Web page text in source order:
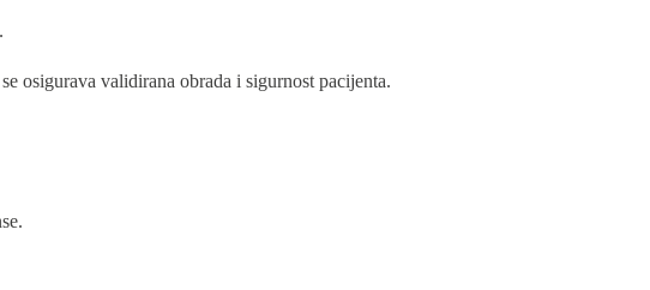
osigurava validirana obrada i sigurnost pacijenta.